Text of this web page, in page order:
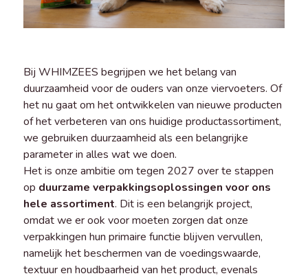
Bij WHIMZEES begrijpen we het belang van
duurzaamheid voor de ouders van onze viervoeters. Of
het nu gaat om het ontwikkelen van nieuwe producten
of het verbeteren van ons huidige productassortiment,
we gebruiken duurzaamheid als een belangrijke
parameter in alles wat we doen.
Het is onze ambitie om tegen 2027 over te stappen
op duurzame verpakkingsoplossingen voor ons
hele assortiment. Dit is een belangrijk project,
omdat we er ook voor moeten zorgen dat onze
verpakkingen hun primaire functie blijven vervullen,
namelijk het beschermen van de voedingswaarde,
textuur en houdbaarheid van het product, evenals